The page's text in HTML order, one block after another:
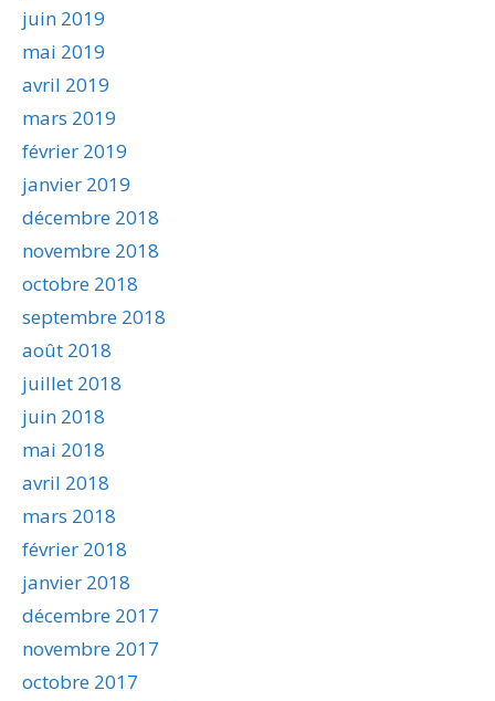
juin 2019
mai 2019
avril 2019
mars 2019
février 2019
janvier 2019
décembre 2018
novembre 2018
octobre 2018
septembre 2018
août 2018
juillet 2018
juin 2018
mai 2018
avril 2018
mars 2018
février 2018
janvier 2018
décembre 2017
novembre 2017
octobre 2017